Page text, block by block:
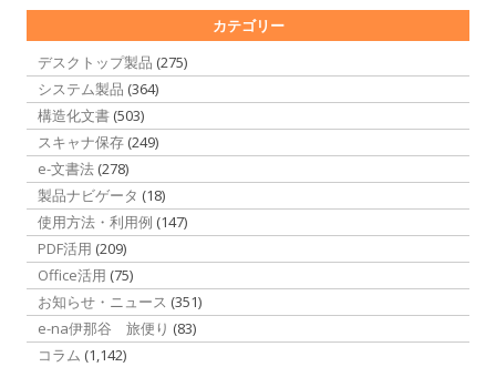
カテゴリー
デスクトップ製品 (275)
システム製品 (364)
構造化文書 (503)
スキャナ保存 (249)
e-文書法 (278)
製品ナビゲータ (18)
使用方法・利用例 (147)
PDF活用 (209)
Office活用 (75)
お知らせ・ニュース (351)
e-na伊那谷 旅便り (83)
コラム (1,142)